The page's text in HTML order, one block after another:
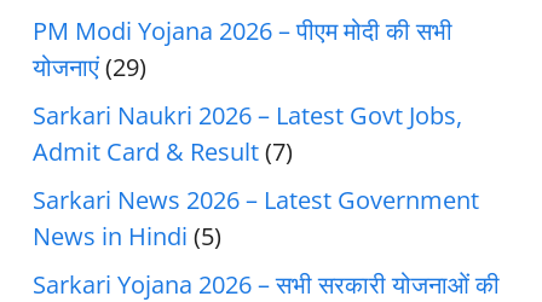
PM Modi Yojana 2026 – पीएम मोदी की सभी
योजनाएं(29)
Sarkari Naukri 2026 – Latest Govt Jobs,
Admit Card & Result(7)
Sarkari News 2026 – Latest Government
News in Hindi (5)
Sarkari Yojana 2026 – सभी सरकारी योजनाओं की